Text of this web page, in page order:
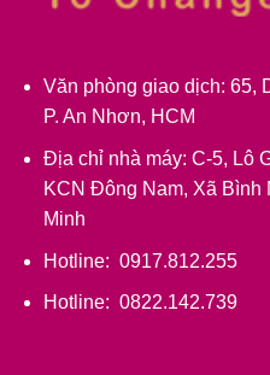
Văn phòng giao dịch: 65,
P. An Nhơn, HCM
Địa chỉ nhà máy: C-5, Lô
KCN Đông Nam, Xã Bình
Minh
Hotline: 0917.812.255
Hotline: 0822.142.739